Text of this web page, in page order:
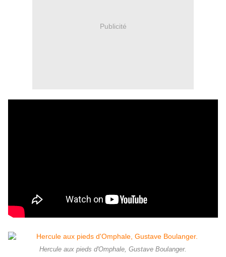
Publicité
Hercule aux pieds d'Omphale, Gustave Boulanger.